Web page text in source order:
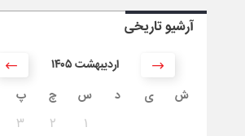
آرشیو تاریخی
۱۴۰۵ اردیبهشت
ش
ی د س چ پ
۱ ۲ ۳